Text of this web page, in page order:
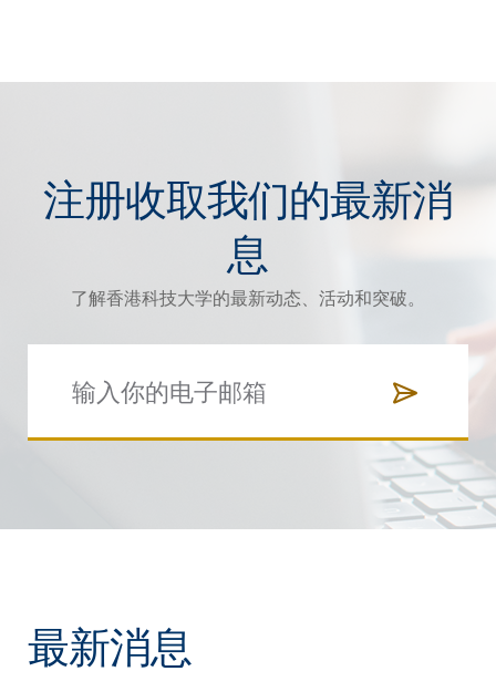
注册收取我们的最新消
息
了解香港科技大学的最新动态、活动和突破。
最新消息